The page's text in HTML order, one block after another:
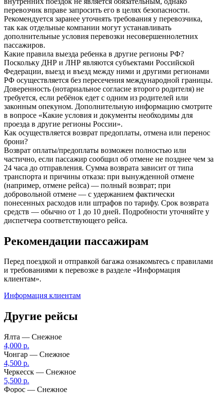
перевозчик вправе запросить его в целях безопасности.
Рекомендуется заранее уточнять требования у перевозчика,
так как отдельные компании могут устанавливать
дополнительные условия перевозки несовершеннолетних
пассажиров.
Какие правила выезда ребенка в другие регионы РФ?
Поскольку ДНР и ЛНР являются субъектами Российской
Федерации, выезд и въезд между ними и другими регионами
РФ осуществляется без пересечения международной границы.
Доверенность (нотариальное согласие второго родителя) не
требуется, если ребёнок едет с одним из родителей или
законным опекуном. Дополнительную информацию смотрите
в вопросе «Какие условия и документы необходимы для
проезда в другие регионы России».
Как осуществляется возврат предоплаты, отмена или перенос
брони?
Возврат оплаты/предоплаты возможен полностью или
частично, если пассажир сообщил об отмене не позднее чем за
24 часа до отправления. Сумма возврата зависит от типа
транспорта и причины отказа: при вынужденной отмене
(например, отмене рейса) — полный возврат; при
добровольной отмене — с удержанием фактически
понесенных расходов или штрафов по тарифу. Срок возврата
средств — обычно от 1 до 10 дней. Подробности уточняйте у
диспетчера соответствующего рейса.
Рекомендации пассажирам
Перед поездкой и отправкой багажа ознакомьтесь с правилами
и требованиями к перевозке в разделе «Информация
клиентам».
Информация клиентам
Другие рейсы
Ялта — Снежное
4,000 р.
Чонгар — Снежное
4,500 р.
Черкесск — Снежное
5,500 р.
Форос — Снежное